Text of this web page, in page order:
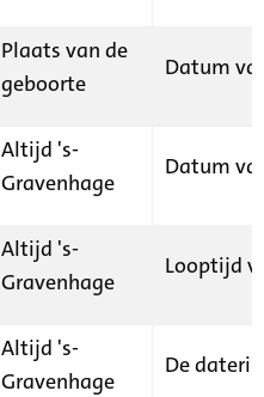
Plaats van de
geboorte
Datum
Altijd 's-
Gravenhage
Datum
Altijd 's-
Gravenhage
Looptijd
Altijd 's-
Gravenhage
De